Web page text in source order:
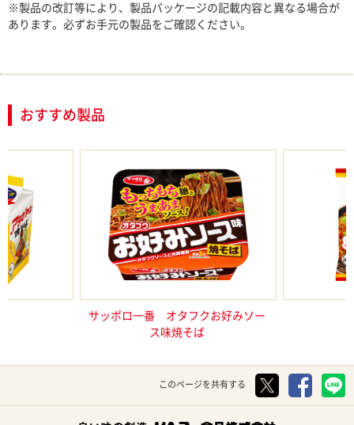
※製品の改訂等により、製品パッケージの記載内容と異なる場合が
あります。必ずお手元の製品をご確認ください。
おすすめ製品
サッポロ一番 オタフクお好みソー
ス味焼そば
このページを共有する